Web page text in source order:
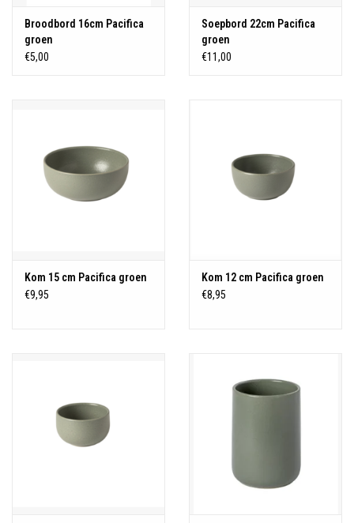
Broodbord 16cm Pacifica
groen
€5,00
Soepbord 22cm Pacifica
groen
€11,00
Kom 15 cm Pacifica groen
€9,95
Kom 12 cm Pacifica groen
€8,95